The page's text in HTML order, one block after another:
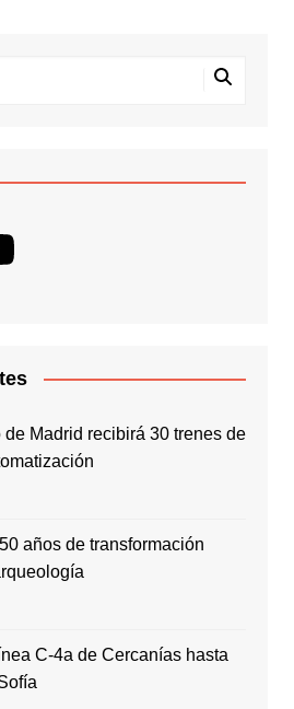
de Madrid recibirá 30 trenes de
años de transformación
C-4a de Cercanías hasta